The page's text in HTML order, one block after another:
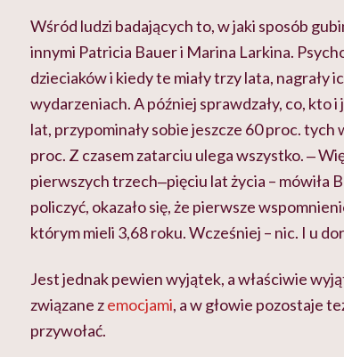
Wśród ludzi badających to, w jaki sposób
innymi Patricia Bauer i Marina Larkina.
dzieciaków i kiedy te miały trzy lata, nagrały
wydarzeniach. A później sprawdzały, co, kto
lat, przypominały sobie jeszcze 60 proc.
proc. Z czasem zatarciu ulega wszystko. ‒
pierwszych trzech‒pięciu lat życia – mówiła
policzyć, okazało się, że pierwsze
którym mieli 3,68 roku. Wcześniej – nic. I u
Jest jednak pewien wyjątek, a właściwie
związane zemocjami, a w głowie pozostaje
przywołać.